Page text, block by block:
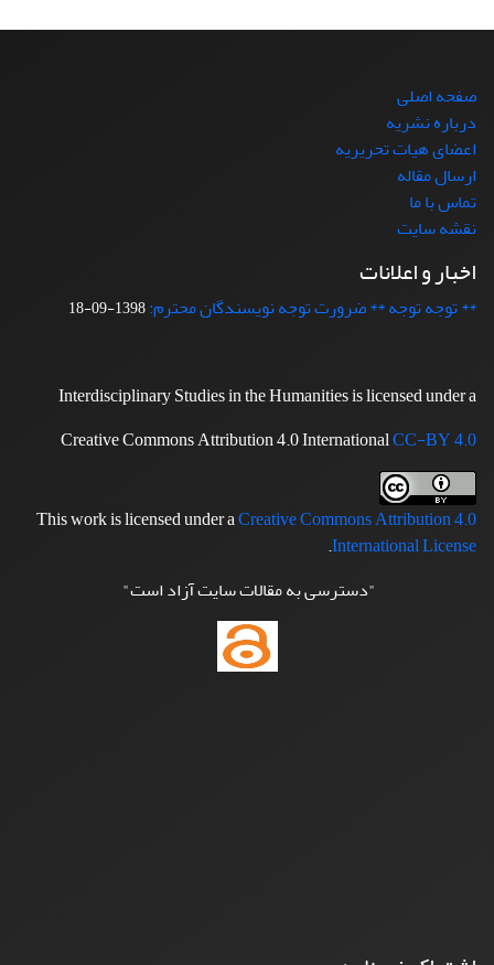
صفحه اصلی
درباره نشریه
اعضای هیات تحریریه
ارسال مقاله
تماس با ما
نقشه سایت
اخبار و اعلانات
** توجه توجه ** ضرورت توجه نویسندگان محترم:1398-09-18
Interdisciplinary Studies in the Humanities is licensed under a
Creative Commons Attribution 4.0 InternationalCC-BY 4.0
This work is licensed under aCreative Commons Attribution 4.0
International License
.
"دسترسی به مقالات سایت آزاد است"